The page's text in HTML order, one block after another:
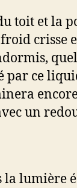
toit et la
crisse
par ce
un
la lumière